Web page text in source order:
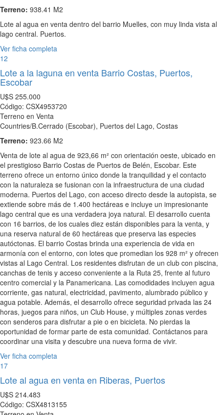
Terreno: 938.41 M2
Lote al agua en venta dentro del barrio Muelles, con muy linda vista al
lago central. Puertos.
Ver ficha completa
12
Lote a la laguna en venta Barrio Costas, Puertos,
Escobar
U$S 255.000
Código: CSX4953720
Terreno en Venta
Countries/B.Cerrado (Escobar), Puertos del Lago, Costas
Terreno: 923.66 M2
Venta de lote al agua de 923,66 m² con orientación oeste, ubicado en
el prestigioso Barrio Costas de Puertos de Belén, Escobar. Este
terreno ofrece un entorno único donde la tranquilidad y el contacto
con la naturaleza se fusionan con la infraestructura de una ciudad
moderna. Puertos del Lago, con acceso directo desde la autopista, se
extiende sobre más de 1.400 hectáreas e incluye un impresionante
lago central que es una verdadera joya natural. El desarrollo cuenta
con 16 barrios, de los cuales diez están disponibles para la venta, y
una reserva natural de 60 hectáreas que preserva las especies
autóctonas. El barrio Costas brinda una experiencia de vida en
armonía con el entorno, con lotes que promedian los 928 m² y ofrecen
vistas al Lago Central. Los residentes disfrutan de un club con piscina,
canchas de tenis y acceso conveniente a la Ruta 25, frente al futuro
centro comercial y la Panamericana. Las comodidades incluyen agua
corriente, gas natural, electricidad, pavimento, alumbrado público y
agua potable. Además, el desarrollo ofrece seguridad privada las 24
horas, juegos para niños, un Club House, y múltiples zonas verdes
con senderos para disfrutar a pie o en bicicleta. No pierdas la
oportunidad de formar parte de esta comunidad. Contáctanos para
coordinar una visita y descubre una nueva forma de vivir.
Ver ficha completa
17
Lote al agua en venta en Riberas, Puertos
U$S 214.483
Código: CSX4813155